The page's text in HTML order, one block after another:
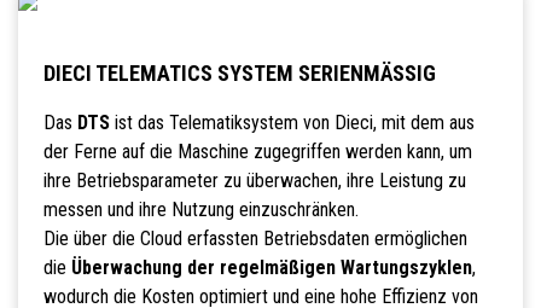
DIECI TELEMATICS SYSTEM SERIENMÄSSIG
Das DTSist das Telematiksystem von Dieci, mit dem aus
der Ferne auf die Maschine zugegriffen werden kann, um
ihre Betriebsparameter zu überwachen, ihre Leistung zu
messen und ihre Nutzung einzuschränken.
Die über die Cloud erfassten Betriebsdaten ermöglichen
die Überwachung der regelmäßigen Wartungszyklen,
wodurch die Kosten optimiert und eine hohe Effizienz von